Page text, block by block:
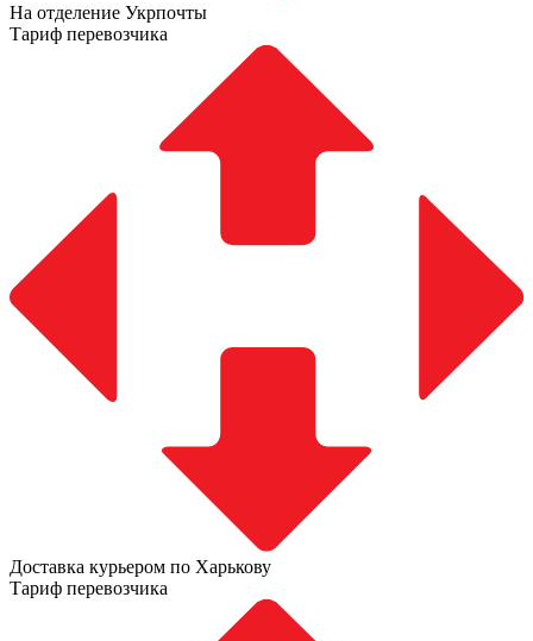
На отделение Укрпочты
Тариф перевозчика
Доставка курьером по Харькову
Тариф перевозчика